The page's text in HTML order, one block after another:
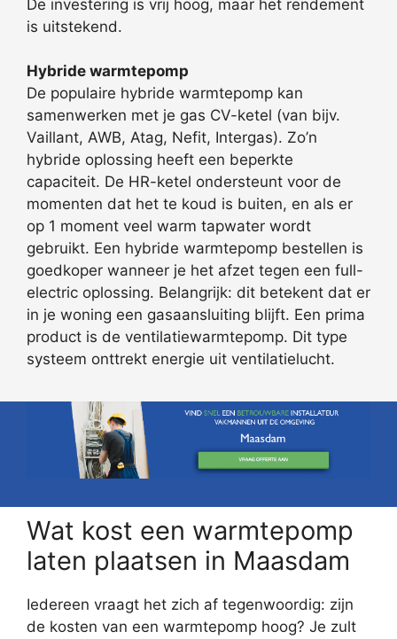
De investering is vrij hoog, maar het rendement
is uitstekend.
Hybride warmtepomp
De populaire hybride warmtepomp kan
samenwerken met je gas CV-ketel (van bijv.
Vaillant, AWB, Atag, Nefit, Intergas). Zo’n
hybride oplossing heeft een beperkte
capaciteit. De HR-ketel ondersteunt voor de
momenten dat het te koud is buiten, en als er
op 1 moment veel warm tapwater wordt
gebruikt. Een hybride warmtepomp bestellen is
goedkoper wanneer je het afzet tegen een full-
electric oplossing. Belangrijk: dit betekent dat er
in je woning een gasaansluiting blijft. Een prima
product is de ventilatiewarmtepomp. Dit type
systeem onttrekt energie uit ventilatielucht.
Wat kost een warmtepomp
laten plaatsen in Maasdam
Iedereen vraagt het zich af tegenwoordig: zijn
de kosten van een warmtepomp hoog? Je zult